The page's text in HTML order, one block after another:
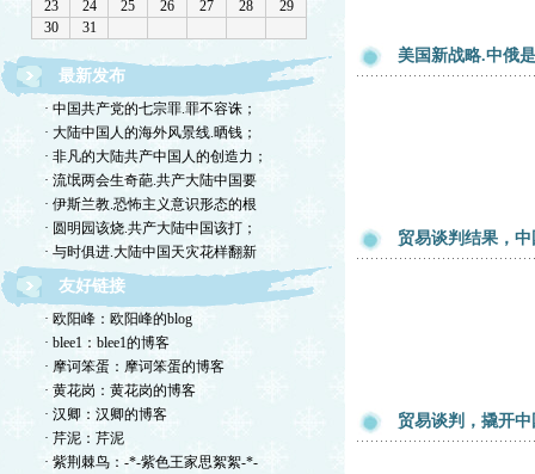
最新发布
· 中国共产党的七宗罪.罪不容诛；
· 大陆中国人的海外风景线.晒钱；
· 非凡的大陆共产中国人的创造力；
· 流氓两会生奇葩.共产大陆中国要
· 伊斯兰教.恐怖主义意识形态的根
· 圆明园该烧.共产大陆中国该打；
· 与时俱进.大陆中国天灾花样翻新
友好链接
· 欧阳峰：欧阳峰的blog
· blee1：blee1的博客
· 摩诃笨蛋：摩诃笨蛋的博客
· 黄花岗：黄花岗的博客
· 汉卿：汉卿的博客
· 芹泥：芹泥
· 紫荆棘鸟：-*-紫色王家思絮絮-*-
美国新战略.中俄
贸易谈判结果，
贸易谈判，撬开